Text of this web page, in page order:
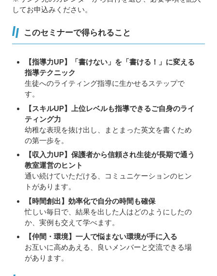
してお申込みください。
このセミナーで得られること
【指導力UP】「書けない」を「書ける！」に変える
指導テクニック
生徒へのライティング指導に生かせるステップで
す。
【スキルUP】上位レベルも指導できるご自身のライ
ティング力
幼稚な表現を抜け出し、まとまった英文を書くため
の第一歩を。
【収入力UP】保護者から信頼され生徒が長期で通う
教室運営のヒント
通い続けていただける、コミュニケーションのヒン
トがあります。
【時間創出】効率化で自分の時間も確保
忙しい毎日で、結果を出した人はどのようにしたの
か、実例も交えて学べます。
【仲間・環境】一人で悩まない環境が手に入る
お互いに高めあえる、良いメンバーと交流できる場
があります。